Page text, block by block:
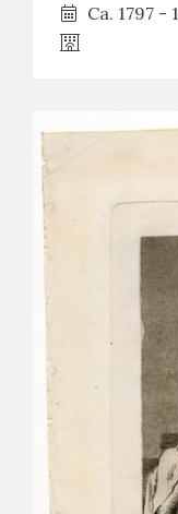
Ca. 1797 -